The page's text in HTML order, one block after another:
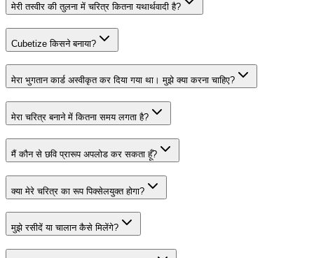
मेरी तस्वीर की तुलना में चरित्र कितना यथार्थवादी है?
Cubetize किसने बनाया?
मेरा भुगतान कार्ड अस्वीकृत कर दिया गया था। मुझे क्या करना चाहिए?
मेरा चरित्र बनाने में कितना समय लगता है?
मैं कौन से छवि प्रारूप अपलोड कर सकता हूँ?
क्या मेरे चरित्र का रूप पिक्सेलयुक्त होगा?
मुझे रसीदें या चालान कैसे मिलेंगे?